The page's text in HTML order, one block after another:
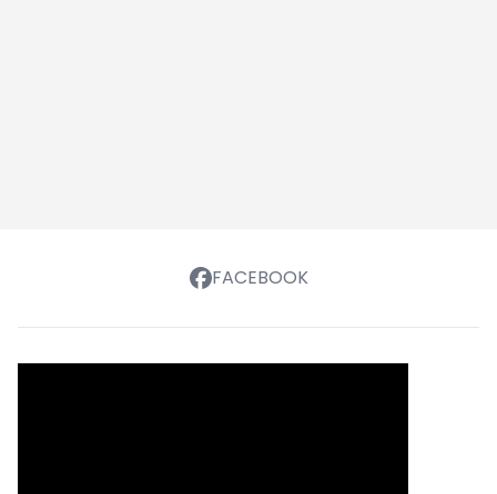
FACEBOOK